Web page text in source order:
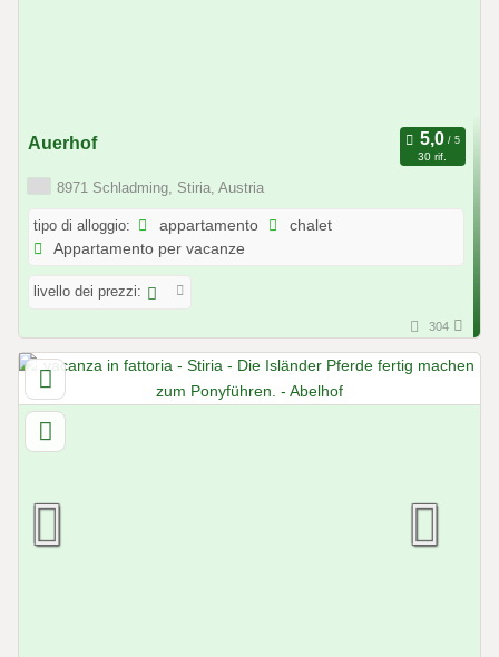
Auerhof
30 rif.
8971 Schladming, Stiria, Austria
tipo di alloggio: appartamento
chalet
Appartamento per vacanze
livello dei prezzi:
304